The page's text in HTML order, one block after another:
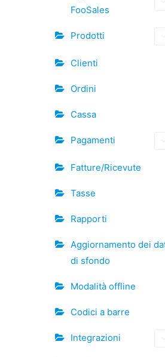
FooSales
Prodotti
Clienti
Ordini
Cassa
Pagamenti
Fatture/Ricevute
Tasse
Rapporti
Aggiornamento dei
di sfondo
Modalità offline
Codici a barre
Integrazioni